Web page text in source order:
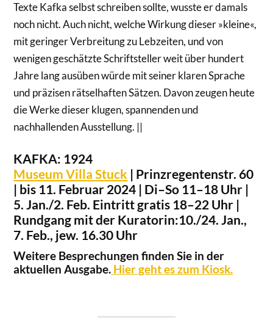
Texte Kafka selbst schreiben sollte, wusste er damals
noch nicht. Auch nicht, welche Wirkung dieser »kleine«,
mit geringer Verbreitung zu Lebzeiten, und von
wenigen geschätzte Schriftsteller weit über hundert
Jahre lang ausüben würde mit seiner klaren Sprache
und präzisen rätselhaften Sätzen. Davon zeugen heute
die Werke dieser klugen, spannenden und
nachhallenden Ausstellung. ||
KAFKA: 1924
Museum Villa Stuck | Prinzregentenstr. 60
| bis 11. Februar 2024 | Di–So 11–18 Uhr |
5. Jan./2. Feb. Eintritt gratis 18–22 Uhr |
Rundgang mit der Kuratorin:10./24. Jan.,
7. Feb., jew. 16.30 Uhr
Weitere Besprechungen finden Sie in der
aktuellen Ausgabe. Hier geht es zum Kiosk.